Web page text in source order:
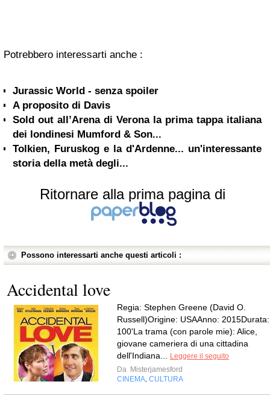
Potrebbero interessarti anche :
Jurassic World - senza spoiler
A proposito di Davis
Sold out all’Arena di Verona la prima tappa italiana
dei londinesi Mumford & Son...
Tolkien, Furuskog e la d'Ardenne... un'interessante
storia della metà degli...
Ritornare alla prima pagina di
Possono interessarti anche questi articoli :
Accidental love
Regia: Stephen Greene (David O.
Russell)Origine: USAAnno: 2015Durata:
100'La trama (con parole mie): Alice,
giovane cameriera di una cittadina
dell'Indiana...
Leggere il seguito
Da Misterjamesford
CINEMA CULTURA